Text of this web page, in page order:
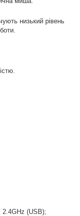
низький рівень
2.4GHz (USB);